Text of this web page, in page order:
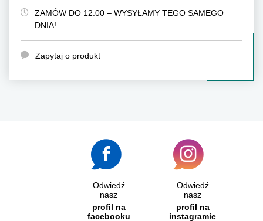
ZAMÓW DO 12:00 – WYSYŁAMY TEGO SAMEGO
DNIA!
Zapytaj o produkt
Odwiedź
nasz
profil na
facebooku
Odwiedź
nasz
profil na
instagramie